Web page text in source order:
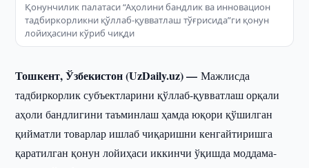
Қонунчилик палатаси “Аҳолини бандлик ва инновацион
тадбиркорликни қўллаб-қувватлаш тўғрисида”ги қонун
лойиҳасини кўриб чиқди
Тошкент, Ўзбекистон (UzDaily.uz) —Мажлисда
тадбиркорлик субъектларини қўллаб-қувватлаш орқали
аҳоли бандлигини таъминлаш ҳамда юқори қўшилган
қийматли товарлар ишлаб чиқаришни кенгайтиришга
қаратилган қонун лойиҳаси иккинчи ўқишда моддама-